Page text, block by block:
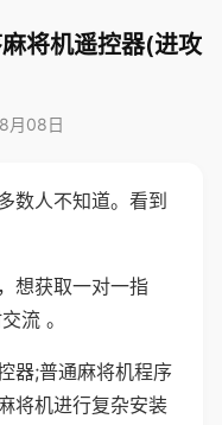
将机遥控器(进攻
月08日
数人不知道。看到
想获取一对一指
流 。
器;普通麻将机程序
将机进行复杂安装